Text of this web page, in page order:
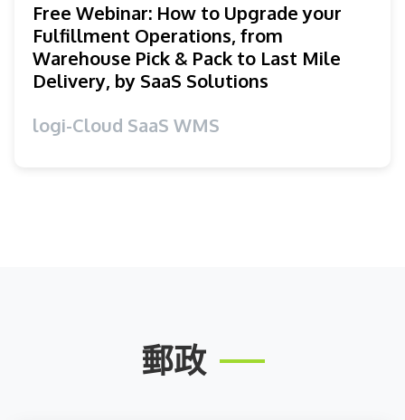
Free Webinar: How to Upgrade your
Fulfillment Operations, from
Warehouse Pick & Pack to Last Mile
Delivery, by SaaS Solutions
logi-Cloud SaaS WMS
郵政